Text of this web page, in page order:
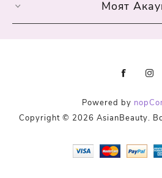
Моят
Powered by
Copyright © 2026 AsianBeauty.